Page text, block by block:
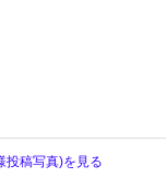
投稿写真)を見る